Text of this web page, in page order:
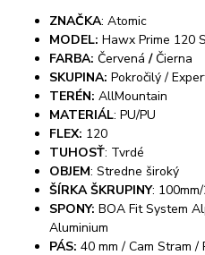
ZNAČKA: Atomic
MODEL: Hawx Prime 120
FARBA: Červená/Čierna
SKUPINA: Pokročilý /
TERÉN: AllMountain
MATERIÁL: PU/PU
FLEX: 120
TUHOSŤ: Tvrdé
OBJEM: Stredne široký
ŠÍRKA ŠKRUPINY:
SPONY: BOA Fit System
Aluminium
PÁS: 40 mm / Cam Stram /